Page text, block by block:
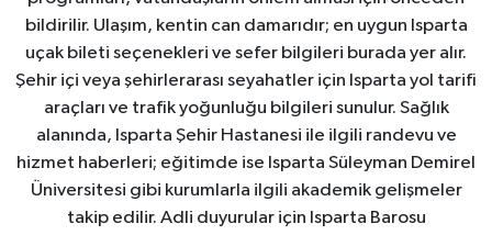
bildirilir. Ulaşım, kentin can damarıdır; en uygun Isparta
uçak bileti seçenekleri ve sefer bilgileri burada yer alır.
Şehir içi veya şehirlerarası seyahatler için Isparta yol tarifi
araçları ve trafik yoğunluğu bilgileri sunulur. Sağlık
alanında, Isparta Şehir Hastanesi ile ilgili randevu ve
hizmet haberleri; eğitimde ise Isparta Süleyman Demirel
Üniversitesi gibi kurumlarla ilgili akademik gelişmeler
takip edilir. Adli duyurular için Isparta Barosu